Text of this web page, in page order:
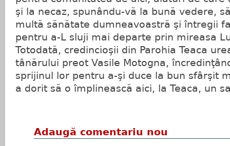
şi la necaz, spunându-vă la bună vedere,
multă sănătate dumneavoastră şi întregii
pentru a-L sluji mai departe prin mireasa
Totodată, credincioşii din Parohia Teaca
tânărului preot Vasile Motogna,
sprijinul lor pentru a-şi duce la bun sfârşit
a dorit să o împlinească aici, la Teaca, un
Adaugă comentariu nou